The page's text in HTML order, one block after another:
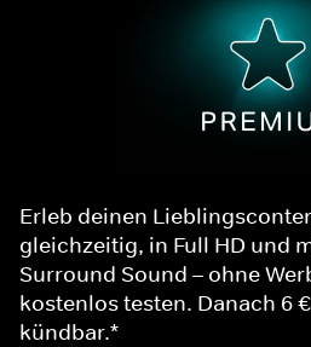
Erleb deinen
gleichzeitig, in Full HD und
Surround Sound – ohne
kostenlos testen. Danach 6
kündbar.*